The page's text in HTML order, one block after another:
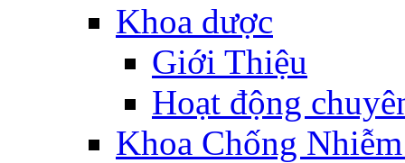
Khoa dược
Giới Thiệu
Hoạt động
Khoa Chống